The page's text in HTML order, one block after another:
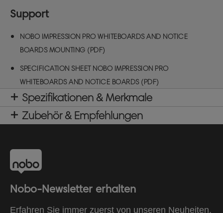
Support
NOBO IMPRESSION PRO WHITEBOARDS AND NOTICE
BOARDS MOUNTING (PDF)
SPECIFICATION SHEET NOBO IMPRESSION PRO
WHITEBOARDS AND NOTICE BOARDS (PDF)
Spezifikationen & Merkmale
Zubehör & Empfehlungen
Nobo-Newsletter erhalten
Erfahren Sie immer zuerst von unseren Neuheiten,